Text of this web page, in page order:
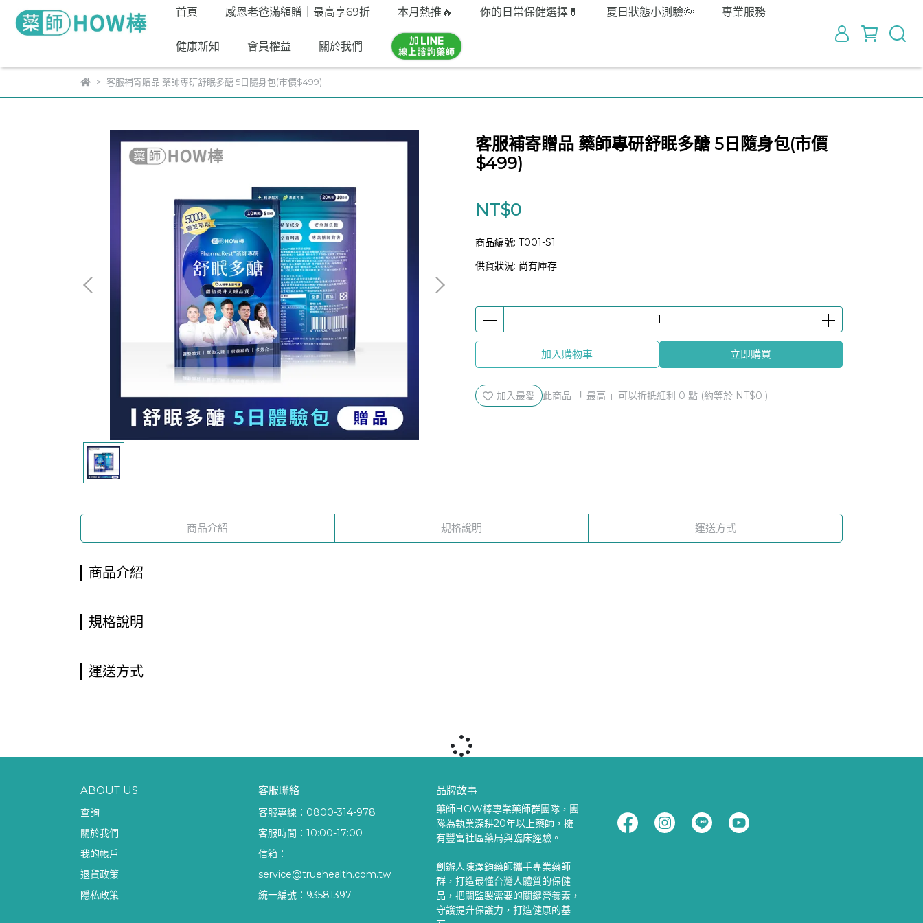
首頁 感恩老爸滿額贈｜最高享69折 本月熱推🔥 你的日常保健選擇💊 夏日狀態小測驗🌞 專業服務
健康新知 會員權益 關於我們
客服補寄贈品 藥師專研舒眠多醣 5日隨身包(市價$499)
客服補寄贈品 藥師專研舒眠多醣 5日隨身包(市價
$499)
NT$0
商品編號: T001-S1
供貨狀況: 尚有庫存
加入購物車 立即購買
加入最愛 此商品 「 最高 」可以折抵紅利 0 點 (約等於 NT$0 )
商品介紹 規格說明 運送方式
商品介紹
規格說明
運送方式
ABOUT US
查詢
關於我們
我的帳戶
退貨政策
隱私政策
客服聯絡
客服專線：0800-314-978
客服時間：10:00-17:00
信箱：
service@truehealth.com.tw
統一編號：93581397
品牌故事
藥師HOW棒專業藥師群團隊，團
隊為執業深耕20年以上藥師，擁
有豐富社區藥局與臨床經驗。
創辦人陳澤鈞藥師攜手專業藥師
群，打造最懂台灣人體質的保健
品，把關監製需要的關鍵營養素，
守護提升保護力，打造健康的基